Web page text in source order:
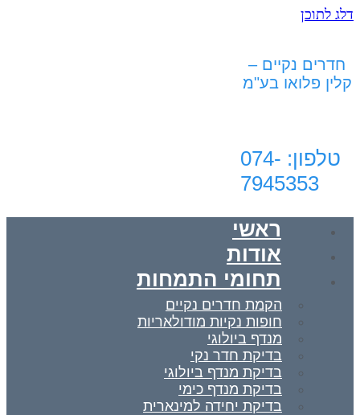
דלג לתוכן
חדרים נקיים –
קלין פלואו בע"מ
טלפון: 074-
7945353‬‏
ראשי
אודות
תחומי התמחות
הקמת חדרים נקיים
חופות נקיות מודולאריות
מנדף ביולוגי
בדיקת חדר נקי
בדיקת מנדף ביולוגי
בדיקת מנדף כימי
בדיקת יחידה למינארית